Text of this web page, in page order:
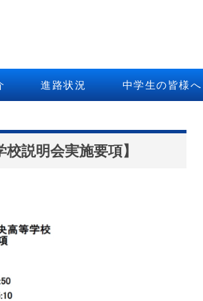
進路状況 中学生の皆様へ
説明会実施要項】